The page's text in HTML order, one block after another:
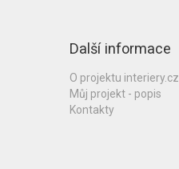
Další informace
O projektu interiery.cz
Můj projekt - popis
Kontakty